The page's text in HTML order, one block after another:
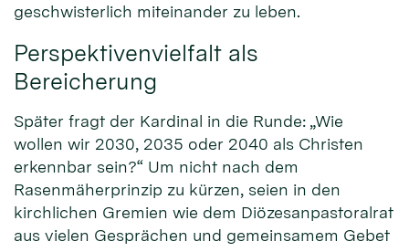
geschwisterlich miteinander zu leben.
Perspektivenvielfalt als
Bereicherung
Später fragt der Kardinal in die Runde: „Wie
wollen wir 2030, 2035 oder 2040 als Christen
erkennbar sein?“ Um nicht nach dem
Rasenmäherprinzip zu kürzen, seien in den
kirchlichen Gremien wie dem Diözesanpastoralrat
aus vielen Gesprächen und gemeinsamem Gebet